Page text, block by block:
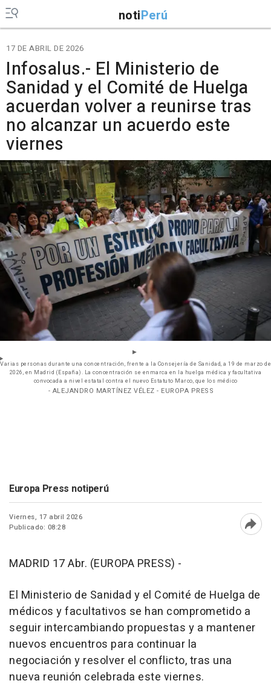
notiPerú
17 DE ABRIL DE 2026
Infosalus.- El Ministerio de
Sanidad y el Comité de Huelga
acuerdan volver a reunirse tras
no alcanzar un acuerdo este
viernes
Varias personas durante una concentración, frente a la Consejería de Sanidad, a 19 de marzo de
2026, en Madrid (España). La concentración se enmarca en la huelga médica y facultativa
convocada a nivel estatal contra el nuevo Estatuto Marco, que los médico
- ALEJANDRO MARTÍNEZ VÉLEZ - EUROPA PRESS
Europa Press notiperú
Viernes, 17 abril 2026
Publicado: 08:28
MADRID 17 Abr. (EUROPA PRESS) -
El Ministerio de Sanidad y el Comité de Huelga de
médicos y facultativos se han comprometido a
seguir intercambiando propuestas y a mantener
nuevos encuentros para continuar la
negociación y resolver el conflicto, tras una
nueva reunión celebrada este viernes.